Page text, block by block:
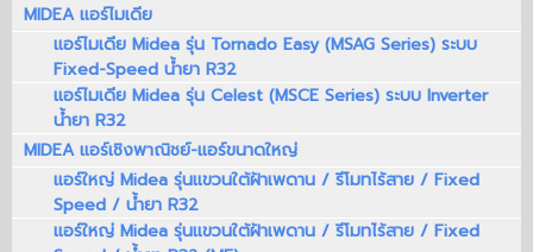
MIDEA แอร์ไมเดีย
แอร์ไมเดีย Midea รุ่น Tornado Easy (MSAG Series) ระบบ
Fixed-Speed น้ำยา R32
แอร์ไมเดีย Midea รุ่น Celest (MSCE Series) ระบบ Inverter
น้ำยา R32
MIDEA แอร์เชิงพาณิชย์-แอร์ขนาดใหญ่
แอร์ใหญ่ Midea รุ่นแขวนใต้ฝ้าเพดาน / รีโมทไร้สาย / Fixed
Speed / น้ำยา R32
แอร์ใหญ่ Midea รุ่นแขวนใต้ฝ้าเพดาน / รีโมทไร้สาย / Fixed